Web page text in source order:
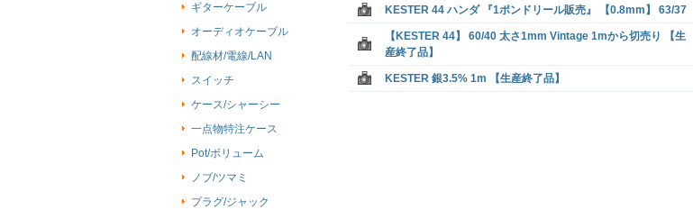
KESTER 44 ハンダ 『1ポンドリール販売』 【0.8mm】 63/37
【KESTER 44】 60/40 太さ1mm Vintage 1mから切売り 【生
産終了品】
KESTER 銀3.5% 1m 【生産終了品】
ギターケーブル
オーディオケーブル
配線材/電線/LAN
スイッチ
ケース/シャーシー
一点物特注ケース
Pot/ボリューム
ノブ/ツマミ
プラグ/ジャック